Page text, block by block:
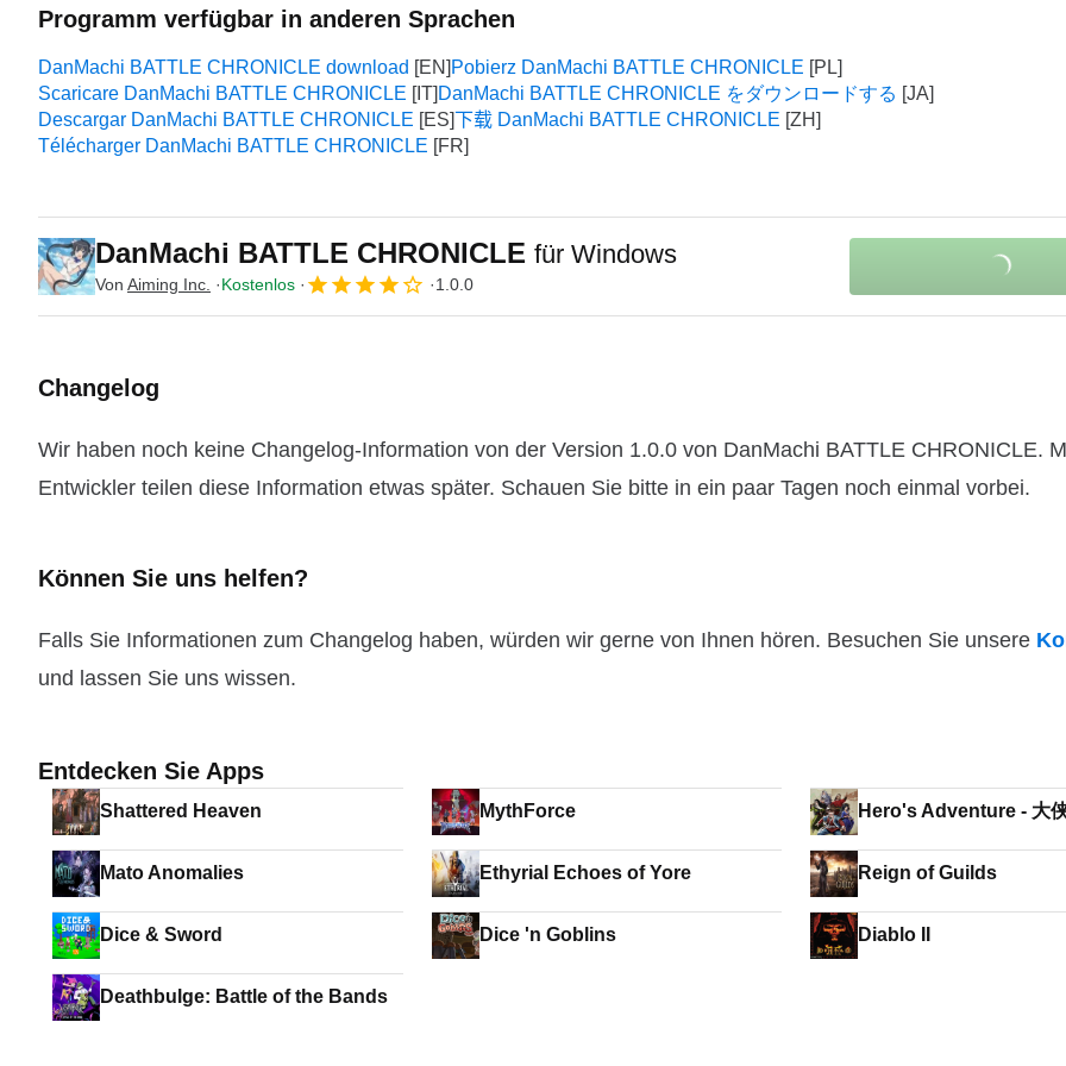
Programm verfügbar in anderen Sprachen
DanMachi BATTLE CHRONICLE download
Pobierz DanMachi BATTLE CHRONICLE
Scaricare DanMachi BATTLE CHRONICLE
DanMachi BATTLE CHRONICLE をダウンロードする
Descargar DanMachi BATTLE CHRONICLE
下载 DanMachi BATTLE CHRONICLE
Télécharger DanMachi BATTLE CHRONICLE
DanMachi BATTLE CHRONICLE für Windows
Von Aiming Inc. Kostenlos 1.0.0
Changelog
Wir haben noch keine Changelog-Information von der Version 1.0.0 von DanMachi BATTLE CHRONICLE.
Entwickler teilen diese Information etwas später. Schauen Sie bitte in ein paar Tagen noch einmal vorbei.
Können Sie uns helfen?
Falls Sie Informationen zum Changelog haben, würden wir gerne von Ihnen hören. Besuchen Sie unsere
und lassen Sie uns wissen.
Entdecken Sie Apps
Shattered Heaven MythForce Hero's Adventure - 大
Mato Anomalies Ethyrial Echoes of Yore Reign of Guilds
Dice & Sword Dice 'n Goblins Diablo II
Deathbulge: Battle of the Bands